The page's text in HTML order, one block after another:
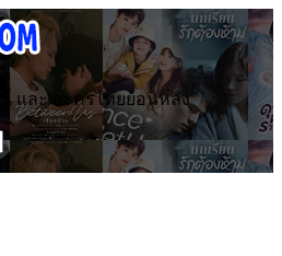
และ ละครไทยย้อนหลัง